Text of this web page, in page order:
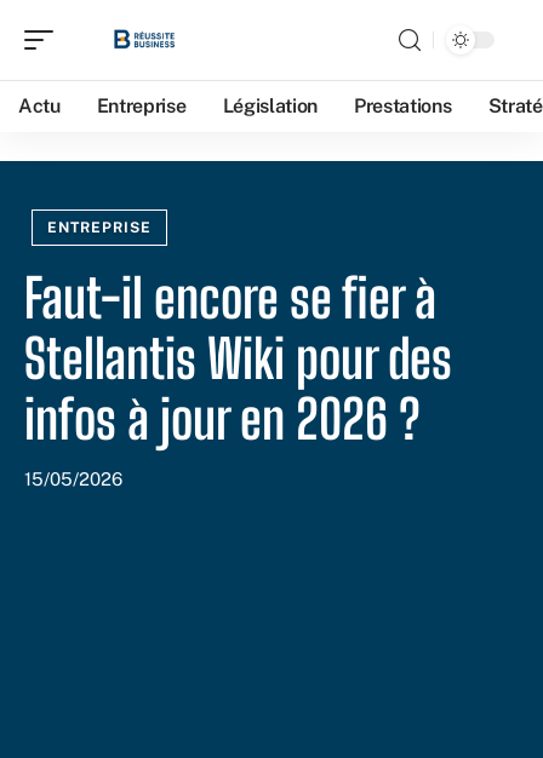
Actu Entreprise Législation Prestations
ENTREPRISE
Faut-il encore se fier à
Stellantis Wiki pour des
infos à jour en 2026 ?
15/05/2026